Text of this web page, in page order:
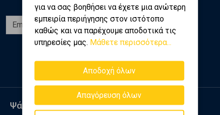
για να σας βοηθήσει να έχετε μια ανώτερη
εμπειρία περιήγησης στον ιστότοπο
καθώς και να παρέχουμε αποδοτικά τις
υπηρεσίες μας. Μάθετε περισσότερα...
Αποδοχή όλων
Απαγόρευση όλων
Εγγραφή
Ακολουθήστε μας
Ψάχνω για